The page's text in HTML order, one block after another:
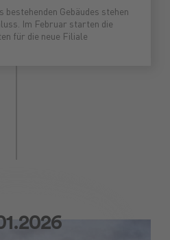
bestehenden Gebäudes stehen
Im Februar starten die
für die neue Filiale